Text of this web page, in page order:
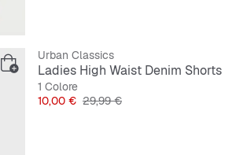
Urban Classics
Ladies High Waist Denim Shorts
1 Colore
Prezzo
10,00 € Prezzo originale
29,99 €